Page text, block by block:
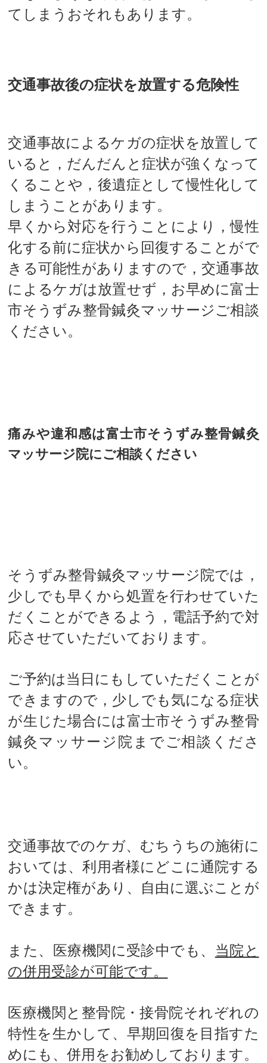
てしまうおそれもあります。
交通事故後の症状を放置する危険性
交通事故によるケガの症状を放置して
いると，だんだんと症状が強くなって
くることや，後遺症として慢性化して
しまうことがあります。
早くから対応を行うことにより，慢性
化する前に症状から回復することがで
きる可能性がありますので，交通事故
によるケガは放置せず，お早めに富士
市そうずみ整骨鍼灸マッサージご相談
ください。
痛みや違和感は富士市そうずみ整骨鍼灸
マッサージ院にご相談ください
そうずみ整骨鍼灸マッサージ院では，
少しでも早くから処置を行わせていた
だくことができるよう，電話予約で対
応させていただいております。
ご予約は当日にもしていただくことが
できますので，少しでも気になる症状
が生じた場合には富士市そうずみ整骨
鍼灸マッサージ院までご相談くださ
い。
交通事故でのケガ、むちうちの施術に
おいては、利用者様にどこに通院する
かは決定権があり、自由に選ぶことが
できます。
また、医療機関に受診中でも、 当院と
の併用受診が可能です。
医療機関と整骨院・接骨院それぞれの
特性を生かして、早期回復を目指すた
めにも、併用をお勧めしております。